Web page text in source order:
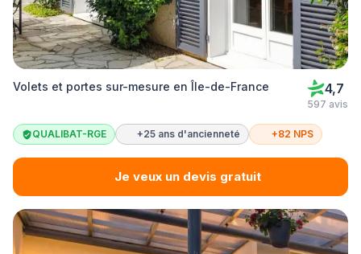
Volets et portes sur-mesure en Île-de-France 4,7
597 avis
QUALIBAT-RGE +25 ans d'ancienneté +82 NPS
Je veux un devis gratuit